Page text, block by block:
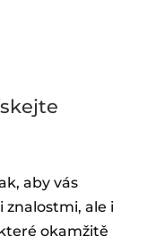
aby vás
ale i
okamžitě